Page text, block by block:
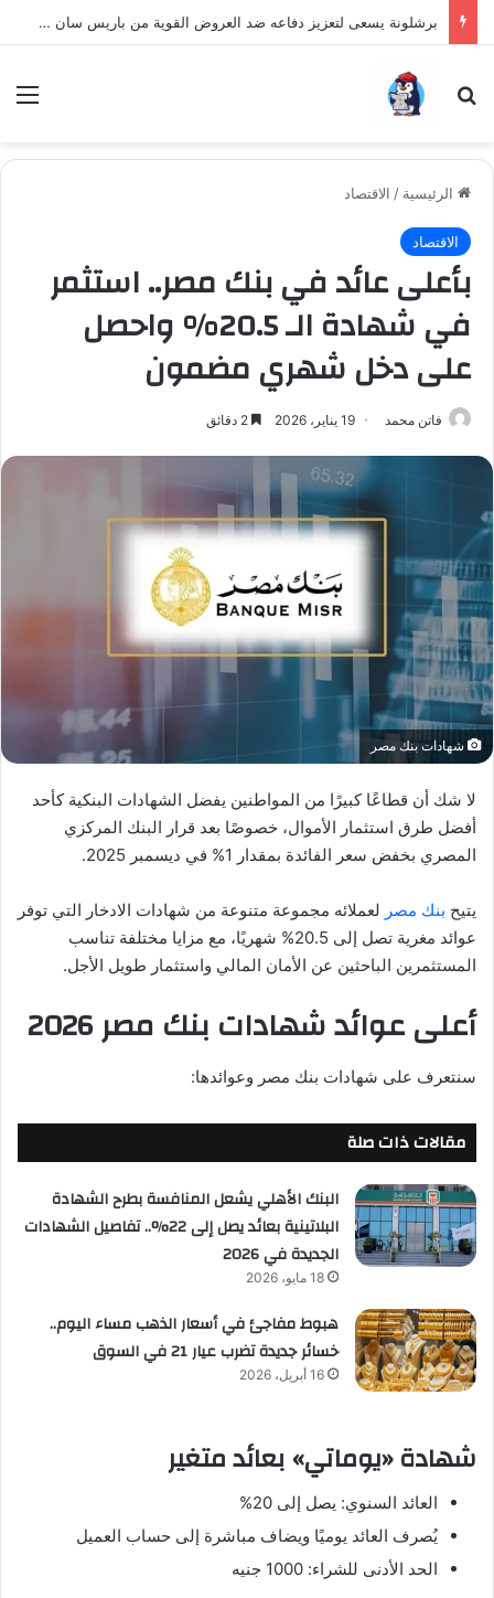
برشلونة يسعى لتعزيز دفاعه ضد العروض القوية من باريس سان جيرمان لنجم الأرجنتين
بحث عن
الرئيسية / الاقتصاد
الاقتصاد
بأعلى عائد في بنك مصر.. استثمر
في شهادة الـ 20.5% واحصل
على دخل شهري مضمون
فاتن محمد 19 يناير، 2026
شهادات بنك مصر
لا شك أن قطاعًا كبيرًا من المواطنين يفضل الشهادات البنكية كأحد
أفضل طرق استثمار الأموال، خصوصًا بعد قرار البنك المركزي
المصري بخفض سعر الفائدة بمقدار 1% في ديسمبر 2025.
يتيح بنك مصر لعملائه مجموعة متنوعة من شهادات الادخار التي توفر
عوائد مغرية تصل إلى 20.5% شهريًا، مع مزايا مختلفة تناسب
المستثمرين الباحثين عن الأمان المالي واستثمار طويل الأجل.
أعلى عوائد شهادات بنك مصر 2026
سنتعرف على شهادات بنك مصر وعوائدها:
مقالات ذات صلة
البنك الأهلي يشعل المنافسة بطرح الشهادة
البلاتينية بعائد يصل إلى 22%.. تفاصيل الشهادات
الجديدة في 2026
18 مايو، 2026
هبوط مفاجئ في أسعار الذهب مساء اليوم..
خسائر جديدة تضرب عيار 21 في السوق
16 أبريل، 2026
شهادة «يوماتي» بعائد متغير
العائد السنوي: يصل إلى 20%
يُصرف العائد يوميًا ويضاف مباشرة إلى حساب العميل
الحد الأدنى للشراء: 1000 جنيه